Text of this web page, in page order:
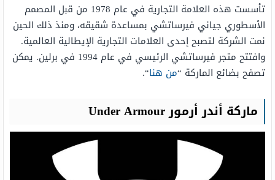
تأسست هذه العلامة التجارية في عام 1978 من قبل المصمم
الأسطوري جياني فيرساتشي بمساعدة شقيقه، ومنذ ذلك الحين
نمت الشركة لتصبح إحدى العلامات التجارية الإيطالية العالمية.
وافتتح متجر فيرساتشي الرئيسي في عام 1994 في برلين. يمكن
تصفح بضائع الماركة “من هنا“.
ماركة أندر أرمور Under Armour